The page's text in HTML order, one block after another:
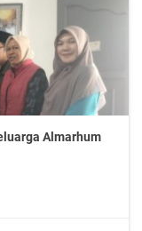
Almarhum